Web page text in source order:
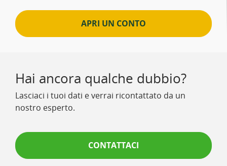
APRI UN CONTO
Hai ancora qualche dubbio?
Lasciaci i tuoi dati e verrai ricontattato da un
nostro esperto.
CONTATTACI